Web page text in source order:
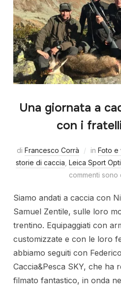
Una giornata a
con i
di Francesco Corrà in Foto e
storie di caccia Leica Sport
commenti sono
Siamo andati a caccia con
Samuel Zentile, sulle loro
trentino. Equipaggiati con
customizzate e con le loro
abbiamo seguiti con
Caccia&Pesca SKY, che ha
filmato fantastico, in onda